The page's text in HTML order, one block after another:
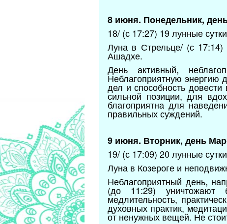
8 июня. Понедельник,
18/ (с 17:27) 19 лунные
Луна в Стрельце/ (с 17:14)
Ашадхе.
День активный,
Неблагоприятную энергию
дел и способность
сильной позиции, для
благоприятна для
правильных суждений.
9 июня. Вторник, день
19/ (с 17:09) 20 лунные
Луна в Козероге и
Неблагоприятный день,
(до 11:29) уничтожают
медлительность,
духовных практик,
от ненужных вещей. Не